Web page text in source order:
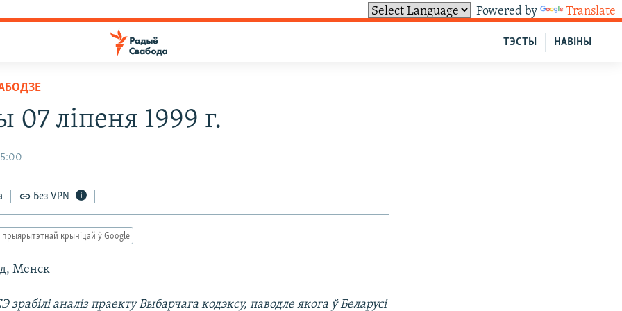
Powered by Translate
НАВІНЫ
ТЭСТЫ
07 ліпеня 1999 г.
Без VPN
прыярытэтнай крыніцай ў Google
Менск
аналіз праекту Выбарчага кодэксу, паводле якога ў Беларусі